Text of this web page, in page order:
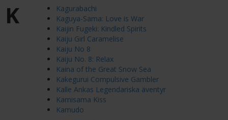
K
Kagurabachi
Kaguya-Sama: Love is War
Kaijin Fugeki: Kindled Spirits
Kaiju Girl Caramelise
Kaiju No 8
Kaiju No. 8: Relax
Kaina of the Great Snow Sea
Kakegurui Compulsive Gambler
Kalle Ankas Legendariska äventyr
Kamisama Kiss
Kamudo